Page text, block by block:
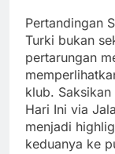
Pertandingan
Turki bukan
pertarungan
klub.
Hari Ini via
menjadi
keduanya ke